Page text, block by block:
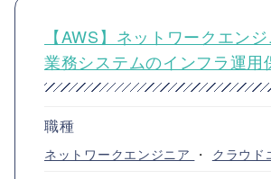
【AWS】ネットワークエン
業務システムのインフラ運用
職種
ネットワークエンジニア ・ クラウド